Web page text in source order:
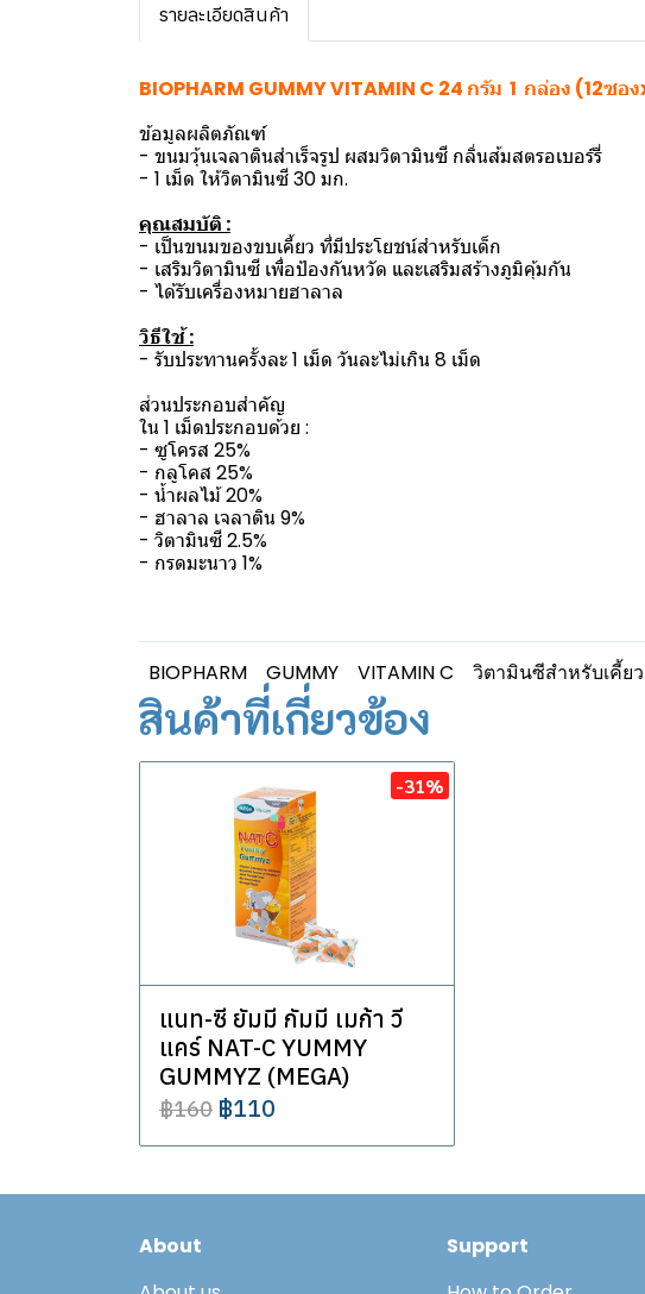
รายละเอียดสินค้า
BIOPHARM GUMMY VITAMIN C 24 กรัม 1 กล่อง (12ซอ
ข้อมูลผลิตภัณฑ์
- ขนมวุ้นเจลาตินสำเร็จรูป ผสมวิตามินซี กลิ่นส้มสตรอเบอร์รี่
- 1 เม็ด ให้วิตามินซี 30 มก.
คุณสมบัติ :
- เป็นขนมของขบเคี้ยว ที่มีประโยชน์สำหรับเด็ก
- เสริมวิตามินซี เพื่อป้องกันหวัด และเสริมสร้างภูมิคุ้มกัน
- ได้รับเครื่องหมายฮาลาล
วิธีใช้ :
- รับประทานครั้งละ 1 เม็ด วันละไม่เกิน 8 เม็ด
ส่วนประกอบสำคัญ
ใน 1 เม็ดประกอบด้วย :
- ซูโครส 25%
- กลูโคส 25%
- น้ำผลไม้ 20%
- ฮาลาล เจลาติน 9%
- วิตามินซี 2.5%
- กรดมะนาว 1%
BIOPHARM GUMMY VITAMIN C วิตามินซีสำหรับเคี้ยว
สินค้าที่เกี่ยวข้อง
-31%
แนท-ซี ยัมมี กัมมี เมก้า วี
แคร์ NAT-C YUMMY
GUMMYZ (MEGA)
฿160 ฿110
About
Support